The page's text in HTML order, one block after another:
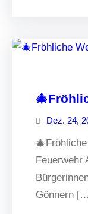
Dez. 24,
Feuerwehr
Gönnern